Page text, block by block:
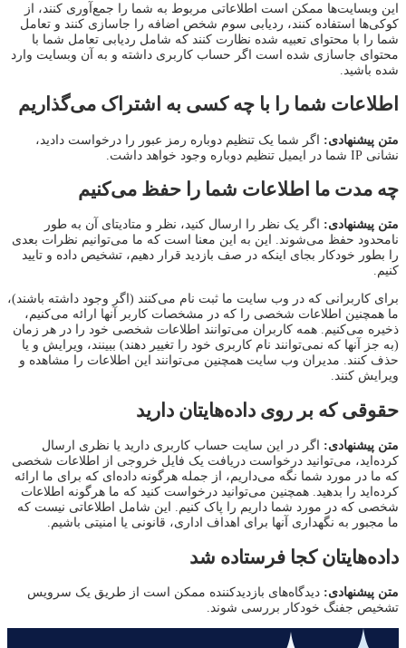
این وبسایت‌ها ممکن است اطلاعاتی مربوط به شما را جمع‌آوری کنند، از
کوکی‌ها استفاده کنند، ردیابی سوم شخص اضافه را جاسازی کنند و تعامل
شما را با محتوای تعبیه شده نظارت کنند که شامل ردیابی تعامل شما با
محتوای جاسازی شده است اگر حساب کاربری داشته و به آن وبسایت وارد
شده باشید.
اطلاعات شما را با چه کسی به اشتراک می‌گذاریم
متن پیشنهادی: اگر شما یک تنظیم دوباره رمز عبور را درخواست دادید،
نشانی IP شما در ایمیل تنظیم دوباره وجود خواهد داشت.
چه مدت ما اطلاعات شما را حفظ می‌کنیم
متن پیشنهادی: اگر یک نظر را ارسال کنید، نظر و متادیتای آن به طور
نامحدود حفظ می‌شوند. این به این معنا است که ما می‌توانیم نظرات بعدی
را بطور خودکار بجای اینکه در صف بازدید قرار دهیم، تشخیص داده و تایید
کنیم.
برای کاربرانی که در وب سایت ما ثبت نام می‌کنند (اگر وجود داشته باشند)،
ما همچنین اطلاعات شخصی را که در مشخصات کاربر آنها ارائه می‌کنیم،
ذخیره می‌کنیم. همه کاربران می‌توانند اطلاعات شخصی خود را در هر زمان
(به جز آنها که نمی‌توانند نام کاربری خود را تغییر دهند) ببینند، ویرایش و یا
حذف کنند. مدیران وب سایت همچنین می‌توانند این اطلاعات را مشاهده و
ویرایش کنند.
حقوقی که بر روی داده‌هایتان دارید
متن پیشنهادی: اگر در این سایت حساب کاربری دارید یا نظری ارسال
کرده‌اید، می‌توانید درخواست دریافت یک فایل خروجی از اطلاعات شخصی
که ما در مورد شما نگه می‌داریم، از جمله هرگونه داده‌ای که برای ما ارائه
کرده‌اید را بدهید. همچنین می‌توانید درخواست کنید که ما هرگونه اطلاعات
شخصی که در مورد شما داریم را پاک کنیم. این شامل اطلاعاتی نیست که
ما مجبور به نگهداری آنها برای اهداف اداری، قانونی یا امنیتی باشیم.
داده‌هایتان کجا فرستاده شد
متن پیشنهادی: دیدگاه‌های بازدیدکننده ممکن است از طریق یک سرویس
تشخیص جفنگ خودکار بررسی شوند.